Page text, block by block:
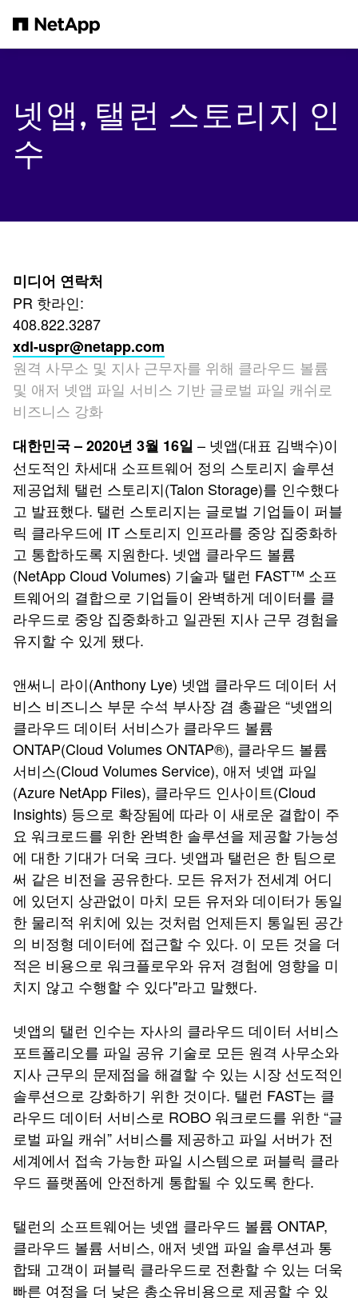
넷앱, 탤런 스토리지 인
수
미디어 연락처
PR 핫라인:
408.822.3287
xdl-uspr@netapp.com
원격 사무소 및 지사 근무자를 위해 클라우드 볼륨
및 애저 넷앱 파일 서비스 기반 글로벌 파일 캐쉬로
비즈니스 강화
대한민국 – 2020년 3월 16일 – 넷앱(대표 김백수)이
선도적인 차세대 소프트웨어 정의 스토리지 솔루션
제공업체 탤런 스토리지(Talon Storage)를 인수했다
고 발표했다. 탤런 스토리지는 글로벌 기업들이 퍼블
릭 클라우드에 IT 스토리지 인프라를 중앙 집중화하
고 통합하도록 지원한다. 넷앱 클라우드 볼륨
(NetApp Cloud Volumes) 기술과 탤런 FAST™ 소프
트웨어의 결합으로 기업들이 완벽하게 데이터를 클
라우드로 중앙 집중화하고 일관된 지사 근무 경험을
유지할 수 있게 됐다.
앤써니 라이(Anthony Lye) 넷앱 클라우드 데이터 서
비스 비즈니스 부문 수석 부사장 겸 총괄은 “넷앱의
클라우드 데이터 서비스가 클라우드 볼륨
ONTAP(Cloud Volumes ONTAP®), 클라우드 볼륨
서비스(Cloud Volumes Service), 애저 넷앱 파일
(Azure NetApp Files), 클라우드 인사이트(Cloud
Insights) 등으로 확장됨에 따라 이 새로운 결합이 주
요 워크로드를 위한 완벽한 솔루션을 제공할 가능성
에 대한 기대가 더욱 크다. 넷앱과 탤런은 한 팀으로
써 같은 비전을 공유한다. 모든 유저가 전세계 어디
에 있던지 상관없이 마치 모든 유저와 데이터가 동일
한 물리적 위치에 있는 것처럼 언제든지 통일된 공간
의 비정형 데이터에 접근할 수 있다. 이 모든 것을 더
적은 비용으로 워크플로우와 유저 경험에 영향을 미
치지 않고 수행할 수 있다"라고 말했다.
넷앱의 탤런 인수는 자사의 클라우드 데이터 서비스
포트폴리오를 파일 공유 기술로 모든 원격 사무소와
지사 근무의 문제점을 해결할 수 있는 시장 선도적인
솔루션으로 강화하기 위한 것이다. 탤런 FAST는 클
라우드 데이터 서비스로 ROBO 워크로드를 위한 “글
로벌 파일 캐쉬” 서비스를 제공하고 파일 서버가 전
세계에서 접속 가능한 파일 시스템으로 퍼블릭 클라
우드 플랫폼에 안전하게 통합될 수 있도록 한다.
탤런의 소프트웨어는 넷앱 클라우드 볼륨 ONTAP,
클라우드 볼륨 서비스, 애저 넷앱 파일 솔루션과 통
합돼 고객이 퍼블릭 클라우드로 전환할 수 있는 더욱
빠른 여정을 더 낮은 총소유비용으로 제공할 수 있